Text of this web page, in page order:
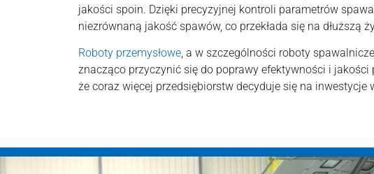
jakości spoin. Dzięki precyzyjnej kontroli parametrów
niezrównaną jakość spawów, co przekłada się na
Roboty przemysłowe, a w szczególności roboty
znacząco przyczynić się do poprawy efektywności i
że coraz więcej przedsiębiorstw decyduje się na inwestycje